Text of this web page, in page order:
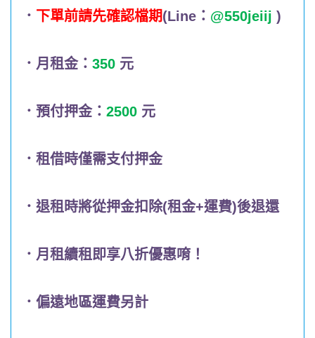
． 下單前請先確認檔期(Line： @550jeiij )
．月租金： 350 元
．預付押金： 2500 元
．租借時僅需支付押金
．退租時將從押金扣除(租金+運費)後退還
．月租續租即享八折優惠唷！
．偏遠地區運費另計